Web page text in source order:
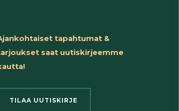
tapahtumat &
saat uutiskirjeemme
TILAA UUTISKIRJE